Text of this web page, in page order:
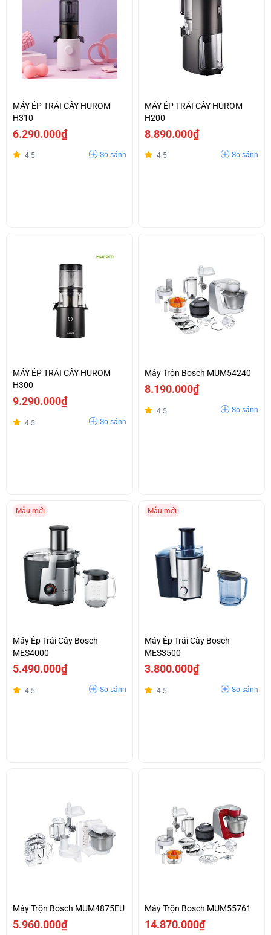
MÁY ÉP TRÁI CÂY HUROM
H310
6.290.000₫
4.5 So sánh
MÁY ÉP TRÁI CÂY HUROM
H200
8.890.000₫
4.5 So sánh
MÁY ÉP TRÁI CÂY HUROM
H300
9.290.000₫
4.5 So sánh
Máy Trộn Bosch MUM54240
8.190.000₫
4.5 So sánh
Mẫu mới
Máy Ép Trái Cây Bosch
MES4000
5.490.000₫
4.5 So sánh
Mẫu mới
Máy Ép Trái Cây Bosch
MES3500
3.800.000₫
4.5 So sánh
Máy Trộn Bosch MUM4875EU
5.960.000₫
Máy Trộn Bosch MUM55761
14.870.000₫